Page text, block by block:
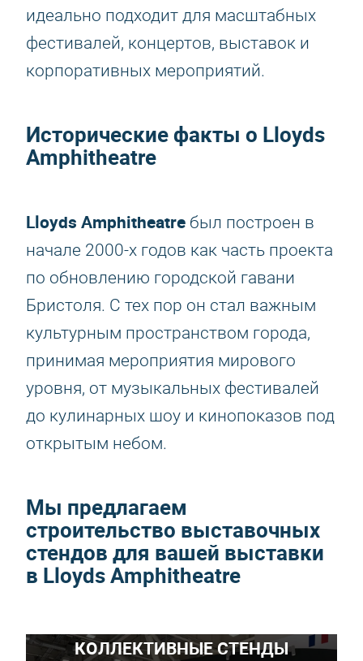
идеально подходит для масштабных
фестивалей, концертов, выставок и
корпоративных мероприятий.
Исторические факты о Lloyds
Amphitheatre
Lloyds Amphitheatre был построен в
начале 2000-х годов как часть проекта
по обновлению городской гавани
Бристоля. С тех пор он стал важным
культурным пространством города,
принимая мероприятия мирового
уровня, от музыкальных фестивалей
до кулинарных шоу и кинопоказов под
открытым небом.
Мы предлагаем
строительство выставочных
стендов для вашей выставки
в Lloyds Amphitheatre
КОЛЛЕКТИВНЫЕ СТЕНДЫ